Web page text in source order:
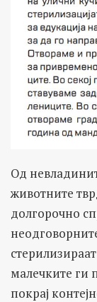
Од
животните
долгорочно
малечките ги
покрај